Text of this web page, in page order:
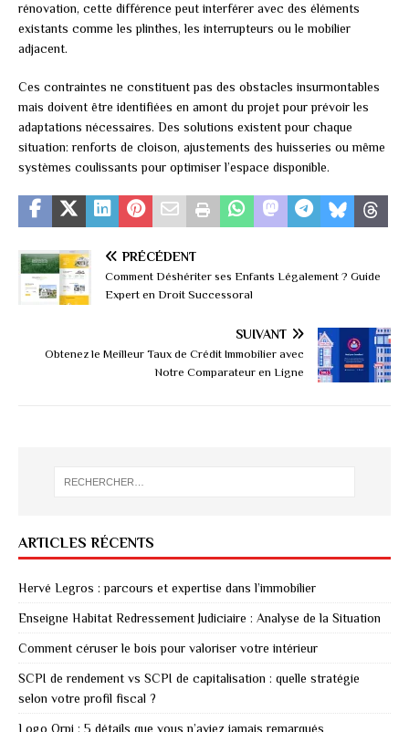
rénovation, cette différence peut interférer avec des éléments
existants comme les plinthes, les interrupteurs ou le mobilier
adjacent.
Ces contraintes ne constituent pas des obstacles insurmontables
mais doivent être identifiées en amont du projet pour prévoir les
adaptations nécessaires. Des solutions existent pour chaque
situation: renforts de cloison, ajustements des huisseries ou même
systèmes coulissants pour optimiser l’espace disponible.
PRÉCÉDENT
Comment Déshériter ses Enfants Légalement ? Guide
Expert en Droit Successoral
SUIVANT
Obtenez le Meilleur Taux de Crédit Immobilier avec
Notre Comparateur en Ligne
ARTICLES RÉCENTS
Hervé Legros : parcours et expertise dans l’immobilier
Enseigne Habitat Redressement Judiciaire : Analyse de la Situation
Comment céruser le bois pour valoriser votre intérieur
SCPI de rendement vs SCPI de capitalisation : quelle stratégie
selon votre profil fiscal ?
Logo Orpi : 5 détails que vous n’aviez jamais remarqués